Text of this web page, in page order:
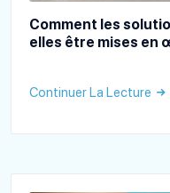
Comment les
elles être mises en
Continuer La Lecture